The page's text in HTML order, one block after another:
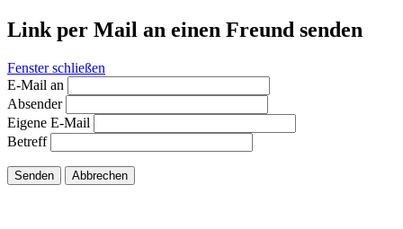
Link per Mail an einen Freund senden
Fenster schließen
E-Mail an
Absender
Eigene E-Mail
Betreff
Senden Abbrechen